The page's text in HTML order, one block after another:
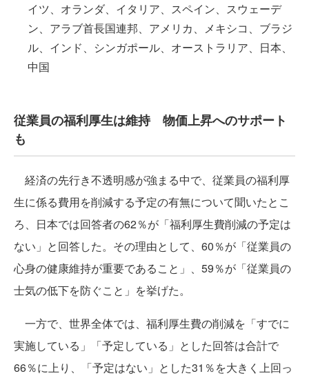
イツ、オランダ、イタリア、スペイン、スウェーデ
ン、アラブ首長国連邦、アメリカ、メキシコ、ブラジ
ル、インド、シンガポール、オーストラリア、日本、
中国
従業員の福利厚生は維持 物価上昇へのサポート
も
経済の先行き不透明感が強まる中で、従業員の福利厚
生に係る費用を削減する予定の有無について聞いたとこ
ろ、日本では回答者の62％が「福利厚生費削減の予定は
ない」と回答した。その理由として、60％が「従業員の
心身の健康維持が重要であること」、59％が「従業員の
士気の低下を防ぐこと」を挙げた。
一方で、世界全体では、福利厚生費の削減を「すでに
実施している」「予定している」とした回答は合計で
66％に上り、「予定はない」とした31％を大きく上回っ